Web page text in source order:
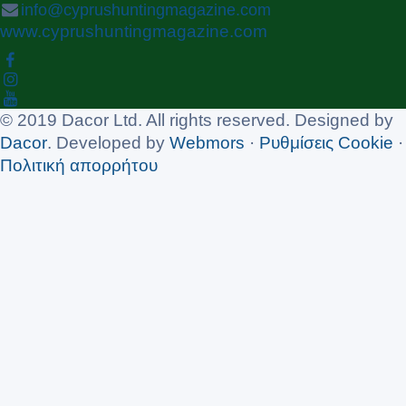
info@cyprushuntingmagazine.com
www.cyprushuntingmagazine.com
© 2019 Dacor Ltd. All rights reserved. Designed by
Dacor. Developed by Webmors · Ρυθμίσεις Cookie ·
Πολιτική απορρήτου